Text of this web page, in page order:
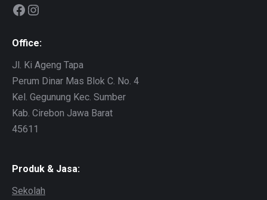
Facebook
Instagram
Office:
Jl. Ki Ageng Tapa
Perum Dinar Mas Blok C. No. 4
Kel. Gegunung Kec. Sumber
Kab. Cirebon Jawa Barat
45611
Produk & Jasa:
Sekolah